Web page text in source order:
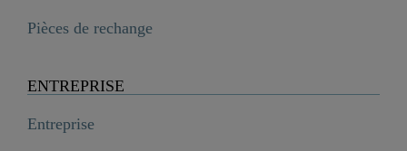
Pièces de rechange
ENTREPRISE
Entreprise